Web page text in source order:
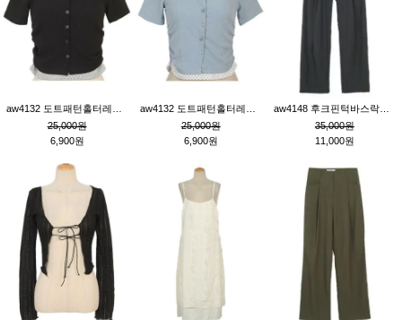
25,000원
6,900원
25,000원
6,900원
35,000원
11,000원